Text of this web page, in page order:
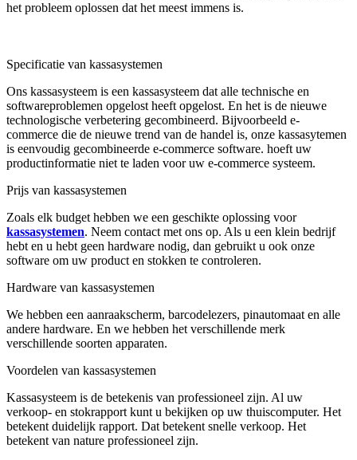
het probleem oplossen dat het meest immens is.
Specificatie van kassasystemen
Ons kassasysteem is een kassasysteem dat alle technische en
softwareproblemen opgelost heeft opgelost. En het is de nieuwe
technologische verbetering gecombineerd. Bijvoorbeeld e-
commerce die de nieuwe trend van de handel is, onze kassasytemen
is eenvoudig gecombineerde e-commerce software. hoeft uw
productinformatie niet te laden voor uw e-commerce systeem.
Prijs van kassasystemen
Zoals elk budget hebben we een geschikte oplossing voor
kassasystemen. Neem contact met ons op. Als u een klein bedrijf
hebt en u hebt geen hardware nodig, dan gebruikt u ook onze
software om uw product en stokken te controleren.
Hardware van kassasystemen
We hebben een aanraakscherm, barcodelezers, pinautomaat en alle
andere hardware. En we hebben het verschillende merk
verschillende soorten apparaten.
Voordelen van kassasystemen
Kassasysteem is de betekenis van professioneel zijn. Al uw
verkoop- en stokrapport kunt u bekijken op uw thuiscomputer. Het
betekent duidelijk rapport. Dat betekent snelle verkoop. Het
betekent van nature professioneel zijn.